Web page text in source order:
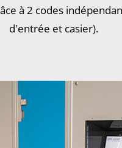
à 2 codes
d'entrée et casier).